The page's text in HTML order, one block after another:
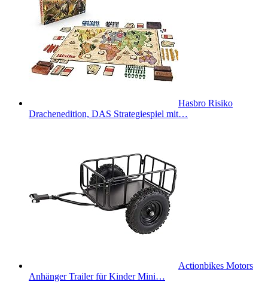
Hasbro Risiko
Drachenedition, DAS Strategiespiel mit…
Actionbikes Motors
Anhänger Trailer für Kinder Mini…